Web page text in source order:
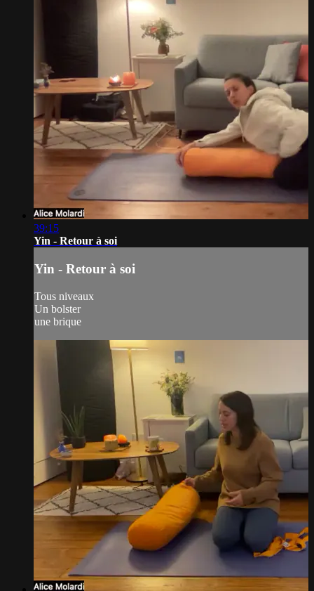
39:15
Yin - Retour à soi
Yin - Retour à soi
Tous niveaux
Un bolster
une brique